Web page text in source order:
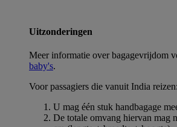
Uitzonderingen
Meer informatie over bagagevrijdom
baby's.
Voor passagiers die vanuit India reizen:
U mag één stuk handbagage
De totale omvang hiervan mag